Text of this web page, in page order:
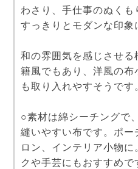
わさり、手仕事のぬくも
すっきりとモダンな印象
和の雰囲気を感じさせる
籍風でもあり、洋風の布
も取り入れやすそうです
○素材は綿シーチングで
縫いやすい布です。ポ
ロン、インテリア小物
クや手芸にもおすすめで